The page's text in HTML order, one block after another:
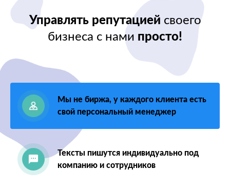
Управлять репутацией своего
бизнеса с нами просто!
Мы не биржа, у каждого клиента есть
свой персональный менеджер
Тексты пишутся индивидуально под
компанию и сотрудников